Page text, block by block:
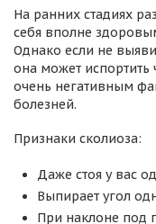
На ранних стадиях
себя вполне
Однако если не
она может испортить
очень негативным
болезней.
Признаки сколиоза:
Даже стоя у вас
Выпирает угол
При наклоне под